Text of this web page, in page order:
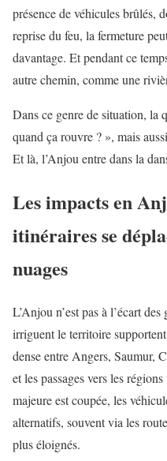
présence de véhicules brûlés,
reprise du feu, la fermeture
davantage. Et pendant ce
autre chemin, comme une
Dans ce genre de situation, la
quand ça rouvre ? », mais
Et là, l’Anjou entre dans la
Les impacts en
itinéraires se
nuages
L’Anjou n’est pas à l’écart
irriguent le territoire
dense entre Angers, Saumur,
et les passages vers les
majeure est coupée, les
alternatifs, souvent via les
plus éloignés.